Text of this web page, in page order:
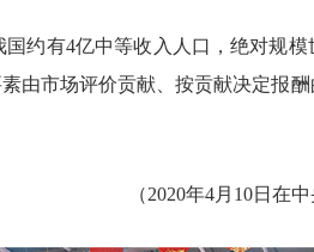
有4亿中等收入人口，绝对规模
由市场评价贡献、按贡献决定报
（2020年4月10日在